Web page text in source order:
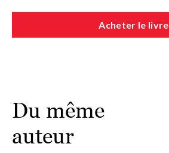
Acheter le livre
Du même
auteur